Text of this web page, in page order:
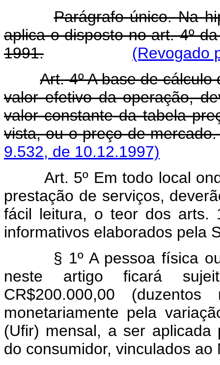
Parágrafo único. Na
aplica o disposto no art. 4º
1991.
(Revogado
Art. 4º A base de
valor efetivo da operação,
valor constante da tabela
vista, ou o preço de
9.532, de 10.12.1997)
Art. 5º Em todo local
prestação de serviços,
fácil leitura, o teor dos arts.
informativos elaborados pela
§ 1º A pessoa física ou
neste artigo ficará
CR$200.000,00
monetariamente pela
(Ufir) mensal, a ser
do consumidor, vinculados ao